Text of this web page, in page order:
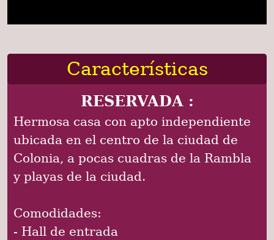
Características
RESERVADA :
Hermosa casa con apto independiente
ubicada en el centro de la ciudad de
Colonia, a pocas cuadras de la Rambla
y playas de la ciudad.
Comodidades:
- Hall de entrada